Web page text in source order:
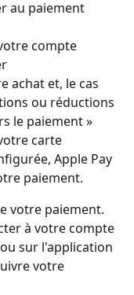
au paiement
compte
achat et, le cas
ou réductions
le paiement »
carte
Apple Pay
paiement.
votre paiement.
à votre compte
sur l'application
votre